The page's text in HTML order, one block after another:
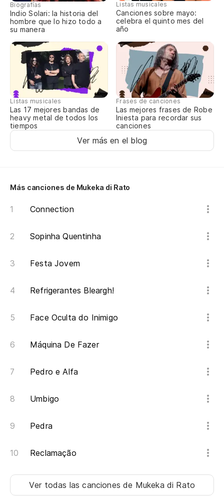
Biografías
Indio Solari: la historia del
hombre que lo hizo todo a
su manera
Listas musicales
Canciones sobre mayo:
celebra el quinto mes del
año
Listas musicales
Las 17 mejores bandas de
heavy metal de todos los
tiempos
Frases de canciones
Las mejores frases de Robe
Iniesta para recordar sus
canciones
Ver más en el blog
Más canciones de Mukeka di Rato
Connection
Sopinha Quentinha
Festa Jovem
Refrigerantes Bleargh!
Face Oculta do Inimigo
Máquina De Fazer
Pedro e Alfa
Umbigo
Pedra
Reclamação
Ver todas las cancionesde Mukeka di Rato